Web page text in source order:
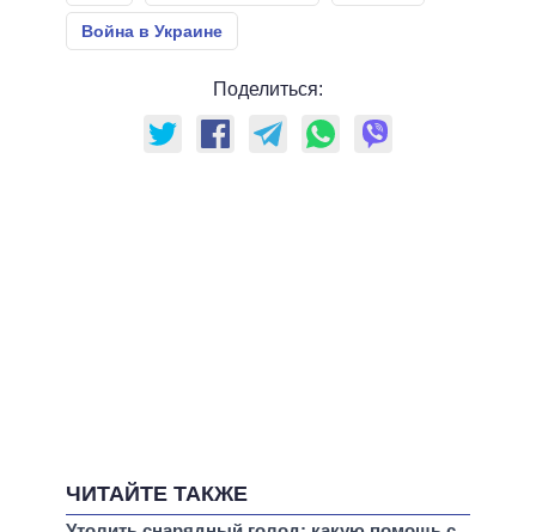
Война в Украине
Поделиться:
ЧИТАЙТЕ ТАКЖЕ